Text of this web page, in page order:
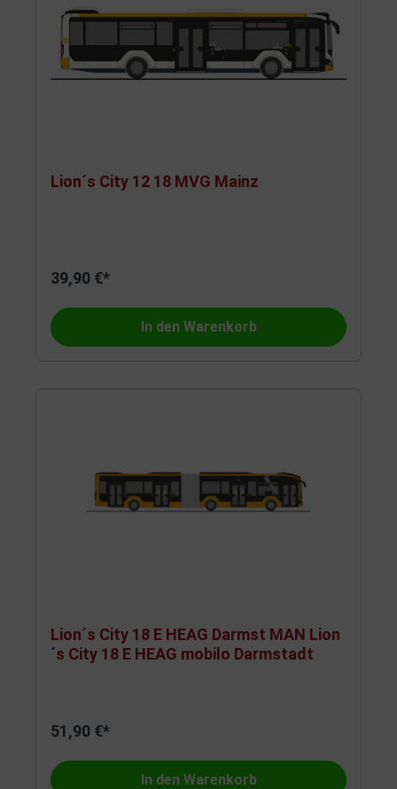
Lion´s City 12 18 MVG Mainz
39,90 €*
In den Warenkorb
Lion´s City 18 E HEAG Darmst MAN Lion
´s City 18 E HEAG mobilo Darmstadt
51,90 €*
In den Warenkorb